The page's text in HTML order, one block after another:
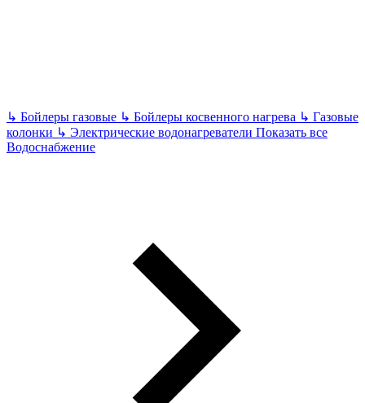
↳ Бойлеры газовые ↳ Бойлеры косвенного нагрева ↳ Газовые
колонки ↳ Электрические водонагреватели Показать все
Водоснабжение